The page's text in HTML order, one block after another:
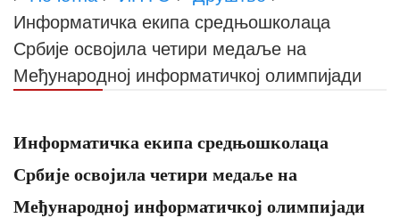
Информатичка екипа средњошколаца
Србије освојила четири медаље на
Међународној информатичкој олимпијади
Информатичка екипа средњошколаца
Србије освојила четири медаље на
Међународној информатичкој олимпијади